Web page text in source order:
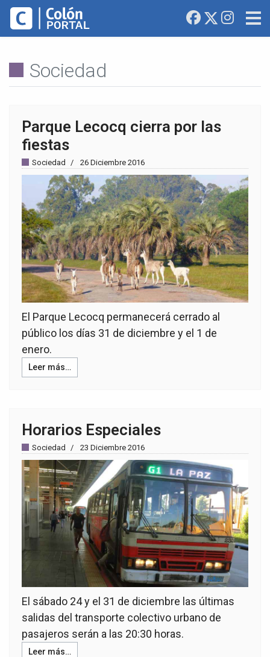
Sociedad
Parque Lecocq cierra por las
fiestas
Sociedad 26 Diciembre 2016
El Parque Lecocq permanecerá cerrado al
público los días 31 de diciembre y el 1 de
enero.
Leer más…
Horarios Especiales
Sociedad 23 Diciembre 2016
El sábado 24 y el 31 de diciembre las últimas
salidas del transporte colectivo urbano de
pasajeros serán a las 20:30 horas.
Leer más…